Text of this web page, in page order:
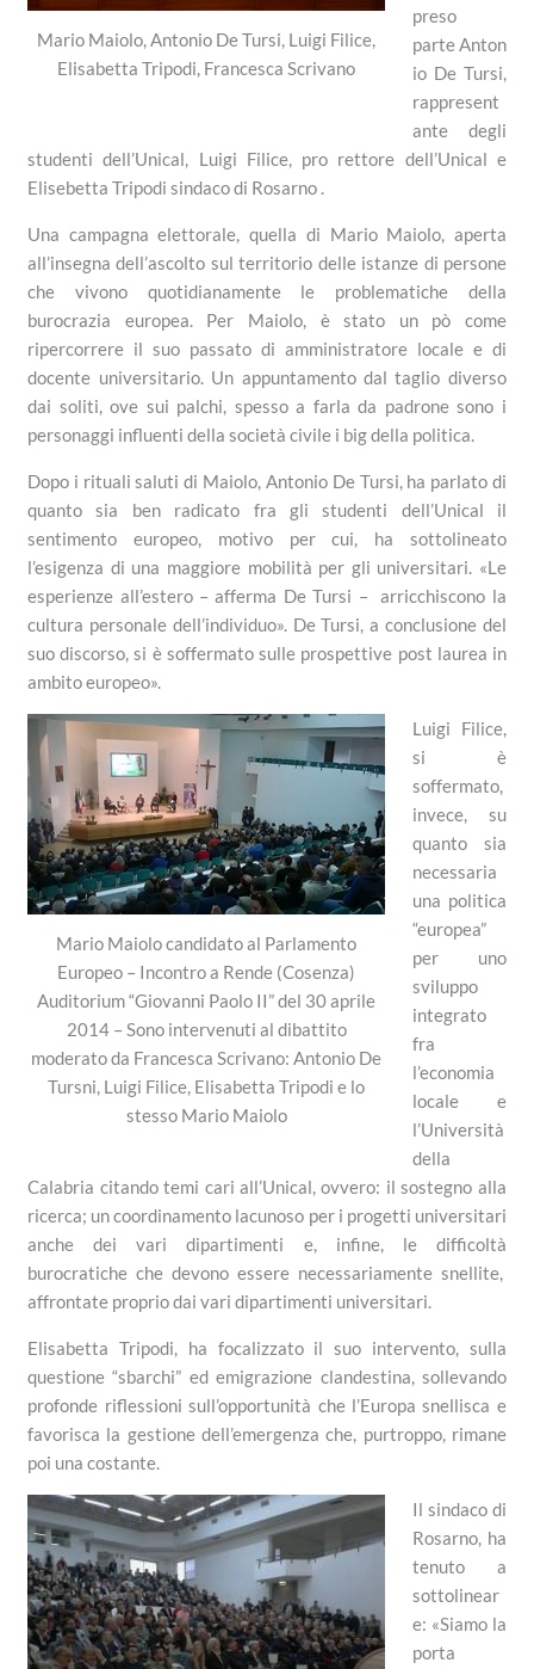
Mario Maiolo, Antonio De Tursi, Luigi Filice,
Elisabetta Tripodi, Francesca Scrivano
preso
parte Anton
io De Tursi,
rappresent
ante degli
studenti dell’Unical, Luigi Filice, pro rettore dell’Unical e
Elisebetta Tripodi sindaco di Rosarno .
Una campagna elettorale, quella di Mario Maiolo, aperta
all’insegna dell’ascolto sul territorio delle istanze di persone
che vivono quotidianamente le problematiche della
burocrazia europea. Per Maiolo, è stato un pò come
ripercorrere il suo passato di amministratore locale e di
docente universitario. Un appuntamento dal taglio diverso
dai soliti, ove sui palchi, spesso a farla da padrone sono i
personaggi influenti della società civile i big della politica.
Dopo i rituali saluti di Maiolo, Antonio De Tursi, ha parlato di
quanto sia ben radicato fra gli studenti dell’Unical il
sentimento europeo, motivo per cui, ha sottolineato
l’esigenza di una maggiore mobilità per gli universitari. «Le
esperienze all’estero – afferma De Tursi – arricchiscono la
cultura personale dell’individuo». De Tursi, a conclusione del
suo discorso, si è soffermato sulle prospettive post laurea in
ambito europeo».
Mario Maiolo candidato al Parlamento
Europeo – Incontro a Rende (Cosenza)
Auditorium “Giovanni Paolo II” del 30 aprile
2014 – Sono intervenuti al dibattito
moderato da Francesca Scrivano: Antonio De
Tursni, Luigi Filice, Elisabetta Tripodi e lo
stesso Mario Maiolo
Luigi Filice,
si è
soffermato,
invece, su
quanto sia
necessaria
una politica
“europea”
per uno
sviluppo
integrato
fra
l’economia
locale e
l’Università
della
Calabria citando temi cari all’Unical, ovvero: il sostegno alla
ricerca; un coordinamento lacunoso per i progetti universitari
anche dei vari dipartimenti e, infine, le difficoltà
burocratiche che devono essere necessariamente snellite,
affrontate proprio dai vari dipartimenti universitari.
Elisabetta Tripodi, ha focalizzato il suo intervento, sulla
questione “sbarchi” ed emigrazione clandestina, sollevando
profonde riflessioni sull’opportunità che l’Europa snellisca e
favorisca la gestione dell’emergenza che, purtroppo, rimane
poi una costante.
Il sindaco di
Rosarno, ha
tenuto a
sottolinear
e: «Siamo la
porta